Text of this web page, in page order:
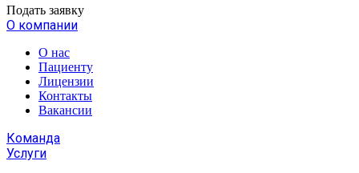
Подать заявку
О компании
О нас
Пациенту
Лицензии
Контакты
Вакансии
Команда
Услуги